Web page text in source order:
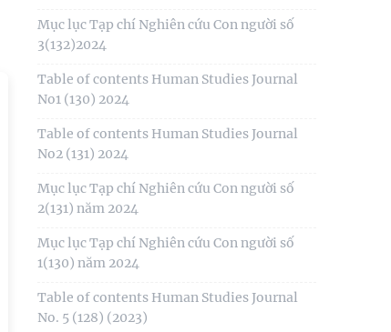
Mục lục Tạp chí Nghiên cứu Con người số
3(132)2024
Table of contents Human Studies Journal
No1 (130) 2024
Table of contents Human Studies Journal
No2 (131) 2024
Mục lục Tạp chí Nghiên cứu Con người số
2(131) năm 2024
Mục lục Tạp chí Nghiên cứu Con người số
1(130) năm 2024
Table of contents Human Studies Journal
No. 5 (128) (2023)
No1(01) 2025